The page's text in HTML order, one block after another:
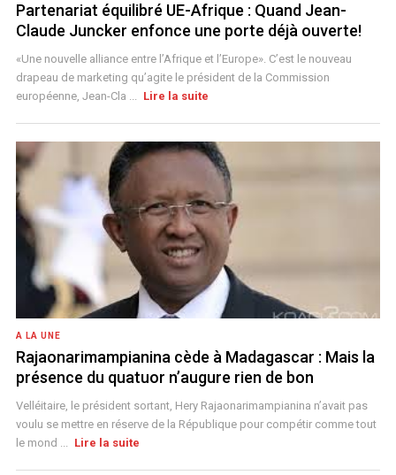
Partenariat équilibré UE-Afrique : Quand Jean-
Claude Juncker enfonce une porte déjà ouverte!
«Une nouvelle alliance entre l’Afrique et l’Europe». C’est le nouveau
drapeau de marketing qu’agite le président de la Commission
européenne, Jean-Cla ... Lire la suite
A LA UNE
Rajaonarimampianina cède à Madagascar : Mais la
présence du quatuor n’augure rien de bon
Velléitaire, le président sortant, Hery Rajaonarimampianina n’avait pas
voulu se mettre en réserve de la République pour compétir comme tout
le mond ... Lire la suite